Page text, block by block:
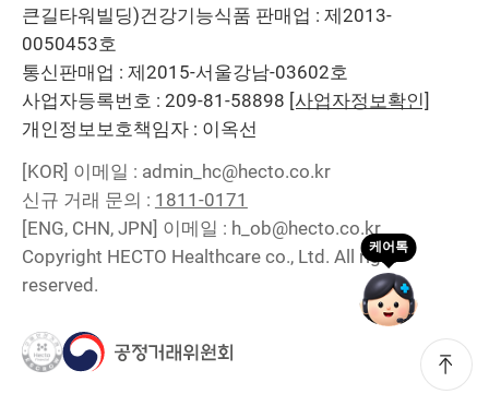
큰길타워빌딩)건강기능식품 판매업 : 제2013-
0050453호
통신판매업 : 제2015-서울강남-03602호
사업자등록번호 : 209-81-58898 [사업자정보확인]
개인정보보호책임자 : 이옥선
[KOR] 이메일 : admin_hc@hecto.co.kr
신규 거래 문의 : 1811-0171
[ENG, CHN, JPN] 이메일 : h_ob@hecto.co.kr
Copyright HECTO Healthcare co., Ltd. All right
reserved.